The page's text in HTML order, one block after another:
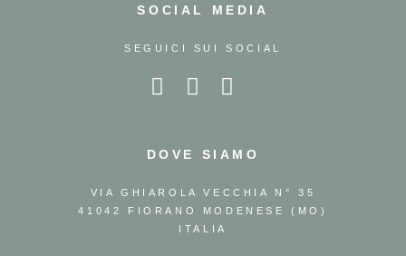
SOCIAL MEDIA
SEGUICI SUI SOCIAL
DOVE SIAMO
VIA GHIAROLA VECCHIA N° 35
41042 FIORANO MODENESE (MO)
ITALIA